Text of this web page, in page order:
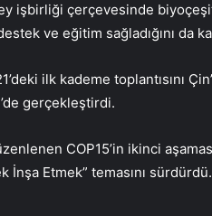
işbirliği çerçevesinde
ve eğitim sağladığını da
ilk kademe toplantısını
gerçekleştirdi.
COP15’in ikinci
İnşa Etmek” temasını sürdürdü.